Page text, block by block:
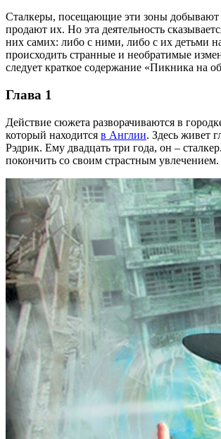
Сталкеры, посещающие эти зоны добывают
продают их. Но эта деятельность
них самих: либо с ними, либо с их детьми
происходить странные и необратимые
следует краткое содержание «Пикника на
Глава 1
Действие сюжета разворачиваются в
который находится в Англии. Здесь живет
Рэдрик. Ему двадцать три года, он –
покончить со своим страстным увлечением.